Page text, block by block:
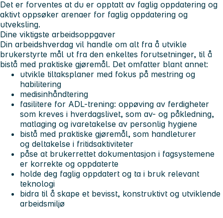
Det er forventes at du er opptatt av faglig oppdatering og
aktivt oppsøker arenaer for faglig oppdatering og
utveksling.
Dine viktigste arbeidsoppgaver
Din arbeidshverdag vil handle om alt fra å utvikle
brukerstyrte mål ut fra den enkeltes forutsetninger, til å
bistå med praktiske gjøremål. Det omfatter blant annet:
utvikle tiltaksplaner med fokus på mestring og
habilitering
medisinhåndtering
fasilitere for ADL-trening: oppøving av ferdigheter
som kreves i hverdagslivet, som av- og påkledning,
matlaging og ivaretakelse av personlig hygiene
bistå med praktiske gjøremål, som handleturer
og deltakelse i fritidsaktiviteter
påse at brukerrettet dokumentasjon i fagsystemene
er korrekte og oppdaterte
holde deg faglig oppdatert og ta i bruk relevant
teknologi
bidra til å skape et bevisst, konstruktivt og utviklende
arbeidsmiljø